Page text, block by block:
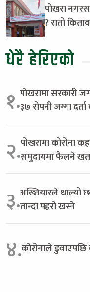
पोखरा
? रातो
धेरै हेरिएको
१.पोखरामा सरकारी
३७ रोपनी जग्गा
२.पोखरामा कोरोना
समुदायमा फैलने
३.अख्तियारले थाल्यो
तान्दा पहरो खस्ने
४.कोरोनाले